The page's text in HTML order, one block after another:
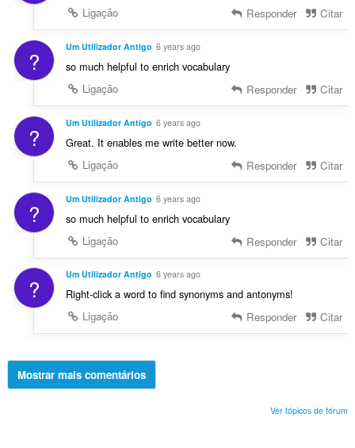
Ligação
Responder Citar
? Um Utilizador Antigo 6 years ago
so much helpful to enrich vocabulary
Ligação
Responder Citar
? Um Utilizador Antigo 6 years ago
Great. It enables me write better now.
Ligação
Responder Citar
? Um Utilizador Antigo 6 years ago
so much helpful to enrich vocabulary
Ligação
Responder Citar
? Um Utilizador Antigo 6 years ago
Right-click a word to find synonyms and antonyms!
Ligação
Responder Citar
Mostrar mais comentários
Ver tópicos de fórum